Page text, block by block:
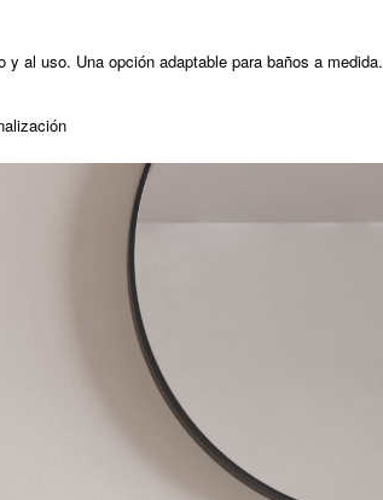
y al uso. Una opción adaptable para baños a medida.